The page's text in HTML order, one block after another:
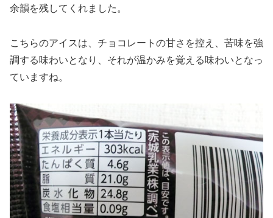
余韻を残してくれました。
こちらのアイスは、チョコレートの甘さを控え、苦味を強
調する味わいとなり、それが温かみを覚える味わいとなっ
ていますね。